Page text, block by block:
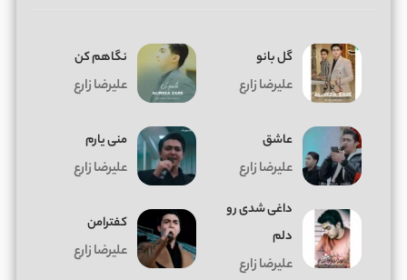
گل بانو
علیرضا زارع
نگاهم کن
علیرضا زارع
عاشق
علیرضا زارع
منی یارم
علیرضا زارع
داغی شدی رو
دلم
علیرضا زارع
کفترامن
علیرضا زارع